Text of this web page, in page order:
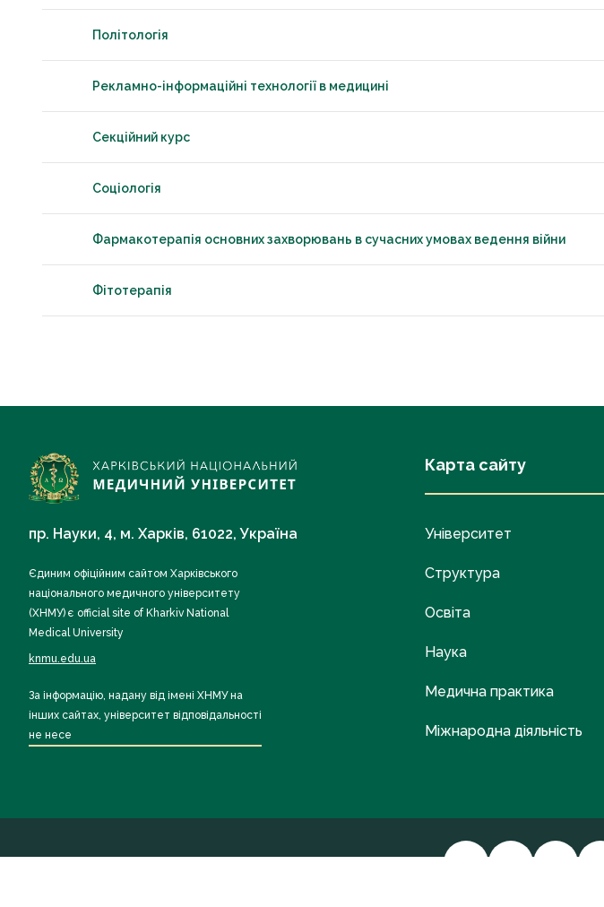
Політологія
Рекламно-інформаційні технології в медицині
Секційний курс
Соціологія
Фармакотерапія основних захворювань в сучасних умовах ведення війни
Фітотерапія
пр. Науки, 4, м. Харків, 61022, Україна
Єдиним офіційним сайтом Харківського
національного медичного університету
(ХНМУ) є official site of Kharkiv National
Medical University
knmu.edu.ua
За інформацію, надану від імені ХНМУ на
інших сайтах, університет відповідальності
не несе
Карта сайту
Університет
Структура
Освіта
Наука
Медична практика
Міжнародна діяльність